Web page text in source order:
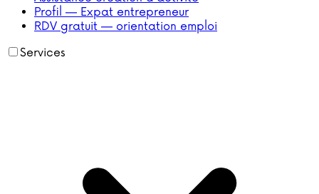
Profil — Expat entrepreneur
RDV gratuit — orientation emploi
Services